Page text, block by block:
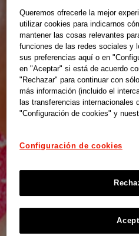
Queremos ofrecerle la mejor
utilizar cookies para indicarnos
mantener las cosas relevantes
funciones de las redes sociales y
sus preferencias aquí o en
en "Aceptar" si está de acuerdo
"Rechazar" para continuar con
más información (incluido el
las transferencias internacionales
"Configuración de cookies" y
Configuración de cookies